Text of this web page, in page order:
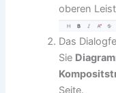
oberen
Das
Sie
Seite.